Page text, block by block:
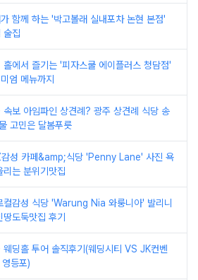
함께 하는 '박고볼래 실내포차 논현 본점'
술집
에서 즐기는 '피자스쿨 에이플러스 청담점'
엄 메뉴까지
보 아임파인 상견례? 광주 상견례 식당 송
고민은 달봄푸릇
성 카페&amp;식당 'Penny Lane' 사진 욕
리는 분위기맛집
컬감성 식당 'Warung Nia 와룽니아' 발리니
도둑맛집 후기
딩홀 투어 솔직후기(웨딩시티 VS JK컨벤
등포)